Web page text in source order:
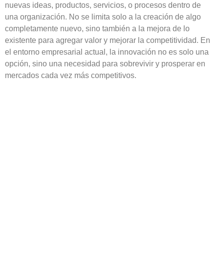
nuevas ideas, productos, servicios, o procesos dentro de
una organización. No se limita solo a la creación de algo
completamente nuevo, sino también a la mejora de lo
existente para agregar valor y mejorar la competitividad. En
el entorno empresarial actual, la innovación no es solo una
opción, sino una necesidad para sobrevivir y prosperar en
mercados cada vez más competitivos.